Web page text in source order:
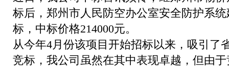
标后，郑州市人民防空办公室安全防护系
标，中标价格214000元。
从今年4月份该项目开始招标以来，吸引了
竞标，我公司虽然在其中表现卓越，但由